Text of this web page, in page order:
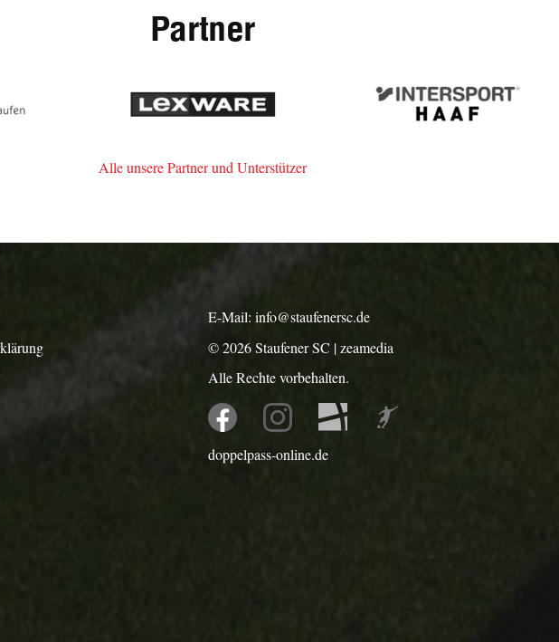
Partner
Haaf
Alle unsere Partner und Unterstützer
E-Mail:info@staufenersc.de
© 2026Staufener SC |zeamedia
Alle Rechte vorbehalten.
doppelpass-online.de